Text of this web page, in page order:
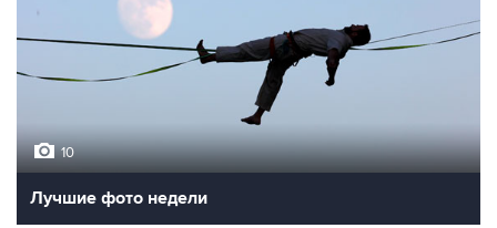
10
Лучшие фото недели